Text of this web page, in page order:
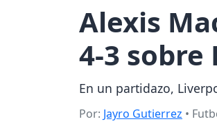
Alexis
4-3 sobre
En un partidazo,
Por: Jayro Gutierrez •